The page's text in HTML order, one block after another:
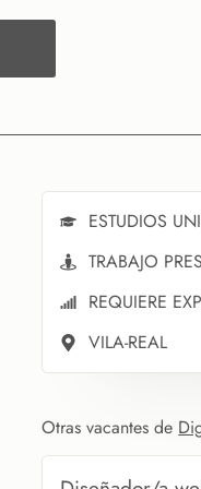
ESTUDIOS
TRABAJO
REQUIERE
VILA-REAL
Otras vacantes de